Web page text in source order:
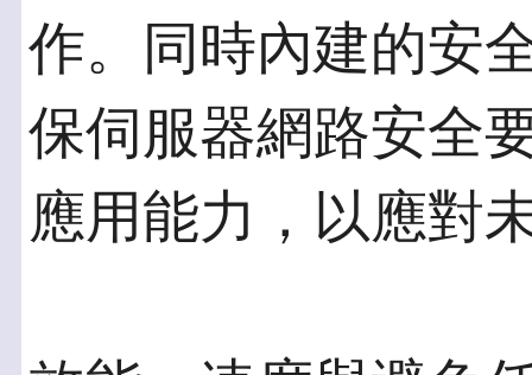
作。同時內建的安
保伺服器網路安全
應用能力，以應對